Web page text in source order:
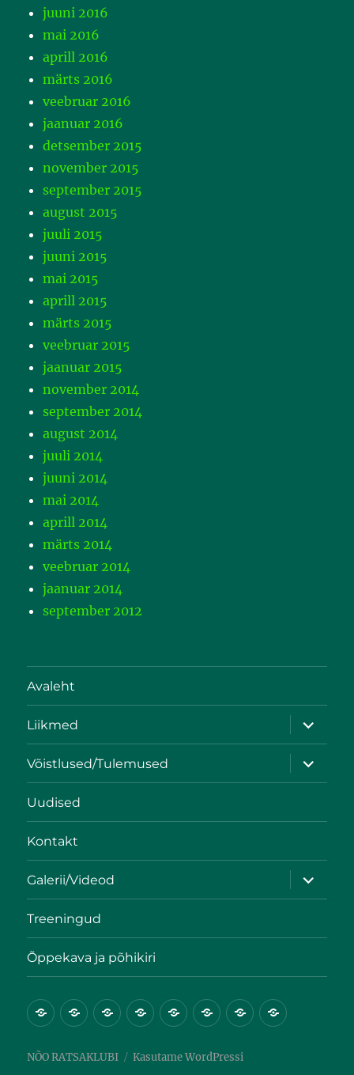
juuni 2016
mai 2016
aprill 2016
märts 2016
veebruar 2016
jaanuar 2016
detsember 2015
november 2015
september 2015
august 2015
juuli 2015
juuni 2015
mai 2015
aprill 2015
märts 2015
veebruar 2015
jaanuar 2015
november 2014
september 2014
august 2014
juuli 2014
juuni 2014
mai 2014
aprill 2014
märts 2014
veebruar 2014
jaanuar 2014
september 2012
Avaleht
Liikmed
Võistlused/Tulemused
Uudised
Kontakt
Galerii/Videod
Treeningud
Õppekava ja põhikiri
NÕO RATSAKLUBI Kasutame WordPressi